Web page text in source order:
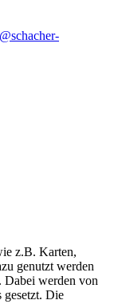
@schacher-
z.B. Karten,
genutzt werden
Dabei werden von
gesetzt. Die